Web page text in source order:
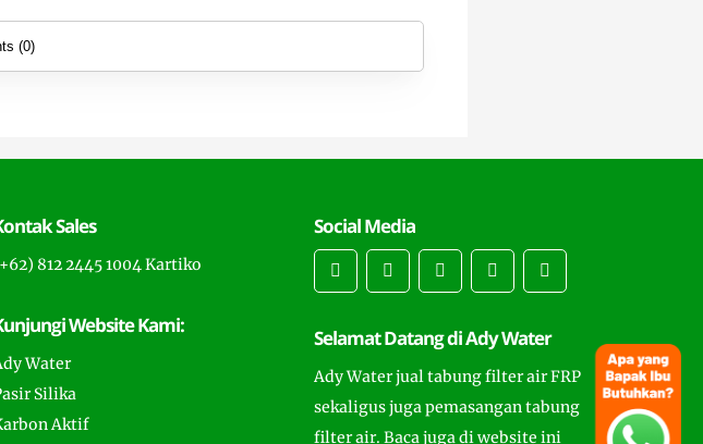
(0)
Sales
812 2445 1004 Kartiko
Website Kami:
Water
Silika
Aktif
Social Media
Selamat Datang di Ady Water
Ady Water jual tabung filter air FRP
sekaligus juga pemasangan tabung
filter air. Baca juga di website ini